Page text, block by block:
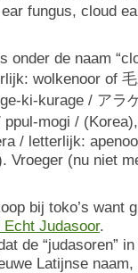
fungus, cloud
onder de naam
wolkenoor of
ki-kurage / アラ
mogi /
/ letterlijk:
(nu niet
bij toko’s want
Judasoor.
de “judasoren”
Latijnse